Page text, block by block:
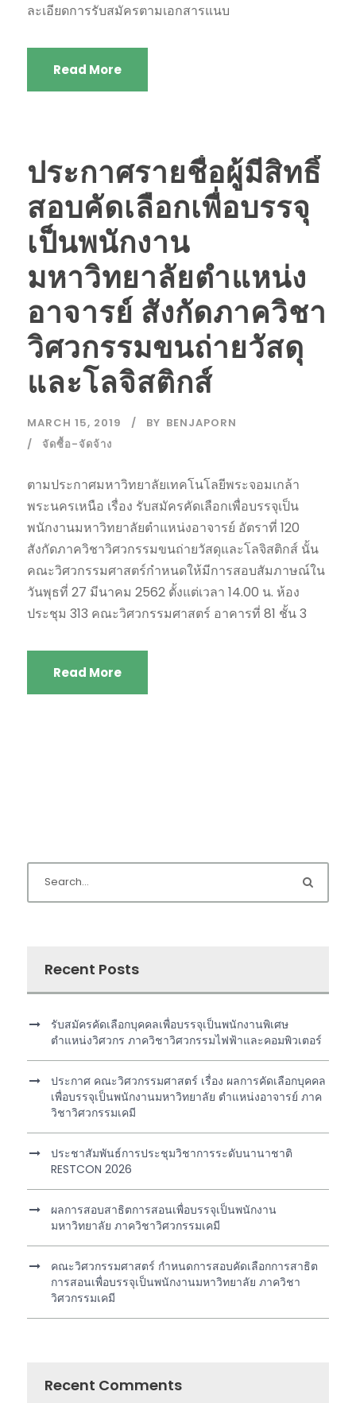
ละเอียดการรับสมัครตามเอกสารแนบ
Read More
ประกาศรายชื่อผู้มีสิทธิ์
สอบคัดเลือกเพื่อบรรจุ
เป็นพนักงาน
มหาวิทยาลัยตำแหน่ง
อาจารย์ สังกัดภาควิชา
วิศวกรรมขนถ่ายวัสดุ
และโลจิสติกส์
MARCH 15, 2019 BY BENJAPORN
จัดซื้อ-จัดจ้าง
ตามประกาศมหาวิทยาลัยเทคโนโลยีพระจอมเกล้า
พระนครเหนือ เรื่อง รับสมัครคัดเลือกเพื่อบรรจุเป็น
พนักงานมหาวิทยาลัยตำแหน่งอาจารย์ อัตราที่ 120
สังกัดภาควิชาวิศวกรรมขนถ่ายวัสดุและโลจิสติกส์ นั้น
คณะวิศวกรรมศาสตร์กำหนดให้มีการสอบสัมภาษณ์ใน
วันพุธที่ 27 มีนาคม 2562 ตั้งแต่เวลา 14.00 น. ห้อง
ประชุม 313 คณะวิศวกรรมศาสตร์ อาคารที่ 81 ชั้น 3
Read More
Recent Posts
รับสมัครคัดเลือกบุคคลเพื่อบรรจุเป็นพนักงานพิเศษ
ตำแหน่งวิศวกร ภาควิชาวิศวกรรมไฟฟ้าและคอมพิวเตอร์
ประกาศ คณะวิศวกรรมศาสตร์ เรื่อง ผลการคัดเลือกบุคคล
เพื่อบรรจุเป็นพนักงานมหาวิทยาลัย ตำแหน่งอาจารย์ ภาค
วิชาวิศวกรรมเคมี
ประชาสัมพันธ์การประชุมวิชาการระดับนานาชาติ
RESTCON 2026
ผลการสอบสาธิตการสอนเพื่อบรรจุเป็นพนักงาน
มหาวิทยาลัย ภาควิชาวิศวกรรมเคมี
คณะวิศวกรรมศาสตร์ กำหนดการสอบคัดเลือกการสาธิต
การสอนเพื่อบรรจุเป็นพนักงานมหาวิทยาลัย ภาควิชา
วิศวกรรมเคมี
Recent Comments